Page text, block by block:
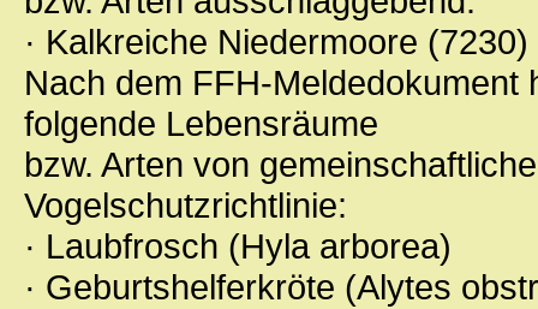
· Kalkreiche Niedermoore (7230)
Nach dem FFH-
folgende Lebensräume
bzw. Arten von
Vogelschutzrichtlinie:
· Laubfrosch (Hyla arborea)
· Geburtshelferkröte (Alytes